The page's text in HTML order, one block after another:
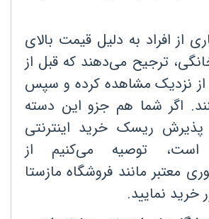
از افراد به دلیل قیمت بالای
ترجیح می‌دهند که قبل از
نزدیک مشاهده کرده و سپس
اگر شما هم جزو این دسته
پذیرش ریسک خرید اینترنتی
است، توصیه می‌کنیم از
معتبر مانند فروشگاه مازستا
نمایید.